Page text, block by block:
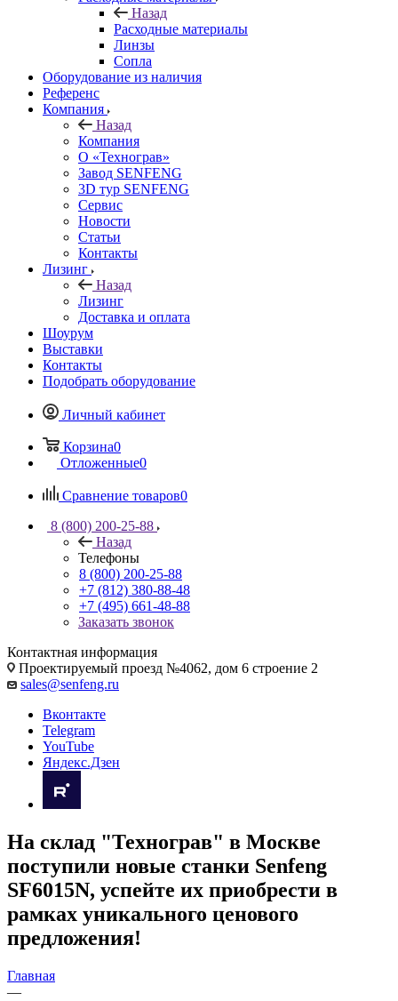
Назад
Расходные материалы
Линзы
Сопла
Оборудование из наличия
Референс
Компания
Назад
Компания
О «Технограв»
Завод SENFENG
3D тур SENFENG
Сервис
Новости
Статьи
Контакты
Лизинг
Назад
Лизинг
Доставка и оплата
Шоурум
Выставки
Контакты
Подобрать оборудование
Личный кабинет
Корзина0
Отложенные0
Сравнение товаров0
8 (800) 200-25-88
Назад
Телефоны
8 (800) 200-25-88
+7 (812) 380-88-48
+7 (495) 661-48-88
Заказать звонок
Контактная информация
Проектируемый проезд №4062, дом 6 строение 2
sales@senfeng.ru
Вконтакте
Telegram
YouTube
Яндекс.Дзен
На склад "Технограв" в Москве
поступили новые станки Senfeng
SF6015N, успейте их приобрести в
рамках уникального ценового
предложения!
Главная
—